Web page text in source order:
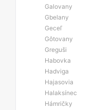
Galovany
Gbelany
Geceľ
Gôtovany
Greguši
Habovka
Hadviga
Hajasovia
Halaksínec
Hámričky